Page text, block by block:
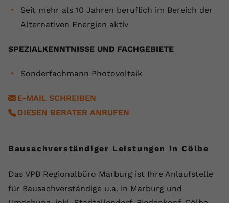
Seit mehr als 10 Jahren beruflich im Bereich der
Alternativen Energien aktiv
SPEZIALKENNTNISSE UND FACHGEBIETE
Sonderfachmann Photovoltaik
E-MAIL SCHREIBEN
DIESEN BERATER ANRUFEN
Bausachverständiger Leistungen in Cölbe
Das VPB Regionalbüro Marburg ist Ihre Anlaufstelle
für Bausachverständige u.a. in Marburg und
gesehen hat.
Name yt-remote-connected-devices
Anbieter Youtube.com
YouTube setzt diesen Cookie, um die
Videos verwendet.